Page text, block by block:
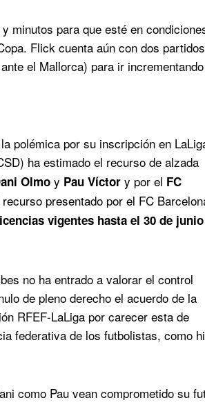
minutos para que esté en
Flick cuenta aún con dos partidos
el Mallorca) para ir
polémica por su inscripción en
ha estimado el recurso de alzada
Olmo y Pau Víctor y por el FC
presentado por el FC
vigentes hasta el 30 de
no ha entrado a valorar el control
de pleno derecho el acuerdo de la
RFEF-LaLiga por carecer esta de
federativa de los futbolistas, como
como Pau vean comprometido su